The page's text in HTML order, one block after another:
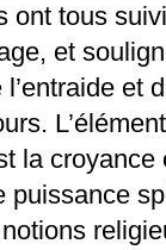
ont tous
et
et
la croyance
puissance